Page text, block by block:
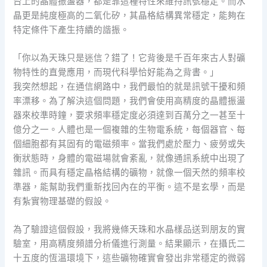
晶更是純度極高的二氧化矽，其晶格結構異常穩定，能夠在
特定條件下產生持續的諧振。
「你以為天珠只是迷信？錯了！它背後是千百年來古人對礦
物特性的直覺應用，而現代科學恰好能為之背書。」
我突然想起，在通信網路中，我們最怕的就是訊號干擾和頻
率漂移。為了解決這個問題，我們會使用高精度的晶體振盪
器來校準時鐘，要求頻率穩定度必須達到百萬分之一甚至十
億分之一。人體也是一個複雜的生物電系統，每個器官、每
個細胞都有其固有的電磁頻率。當我們處於壓力、疲勞或失
衡狀態時，身體的電磁場就會紊亂，就像通訊系統中出現了
雜訊。而具有穩定晶格結構的礦物，就像一個天然的頻率校
準器，能幫助我們重新找回內在的平衡。這不是玄學，而是
有紮實物理基礎的假設。
為了驗證這個假設，我將幾條天珠和水晶樣品送到朋友的實
驗室，用高精度頻譜分析儀進行測量。結果顯示，在攝氏二
十五度的恆溫環境下，這些礦物確實會發出非常穩定的微弱